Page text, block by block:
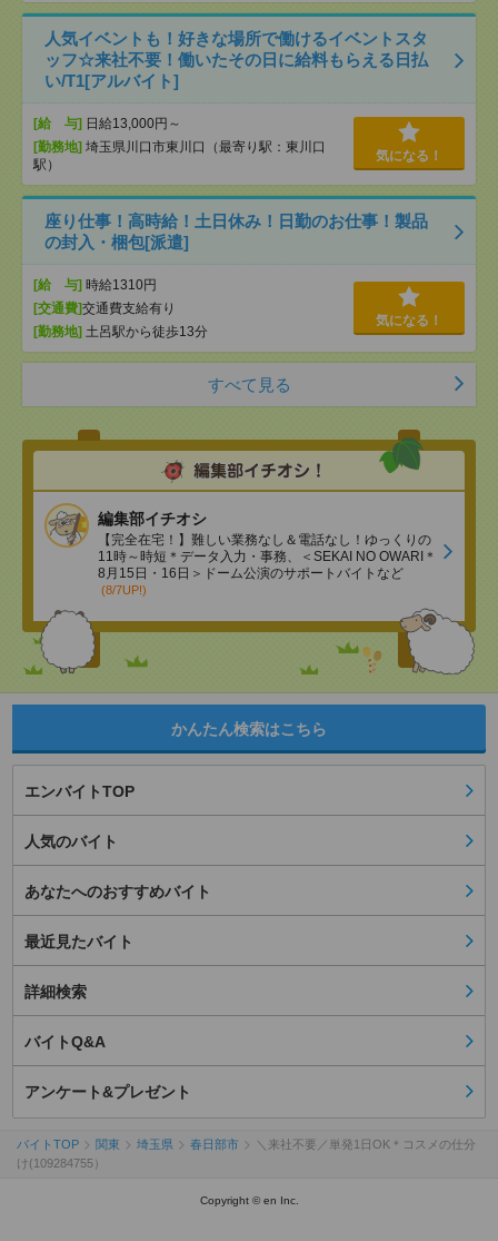
人気イベントも！好きな場所で働けるイベントスタ
ッフ☆来社不要！働いたその日に給料もらえる日払
い/T1[アルバイト]
[給 与] 日給13,000円～
[勤務地] 埼玉県川口市東川口（最寄り駅：東川口
駅）
気になる！
座り仕事！高時給！土日休み！日勤のお仕事！製品
の封入・梱包[派遣]
[給 与] 時給1310円
[交通費]交通費支給有り
[勤務地] 土呂駅から徒歩13分
気になる！
すべて見る
編集部イチオシ
【完全在宅！】難しい業務なし＆電話なし！ゆっくりの
11時～時短＊データ入力・事務、＜SEKAI NO OWARI＊
8月15日・16日＞ドーム公演のサポートバイトなど
(8/7UP!)
かんたん検索はこちら
エンバイトTOP
人気のバイト
あなたへのおすすめバイト
最近見たバイト
詳細検索
バイトQ&A
アンケート&プレゼント
バイトTOP 関東 埼玉県 春日部市
＼来社不要／単発1日OK＊コスメの仕分
け(109284755）
Copyright © en Inc.